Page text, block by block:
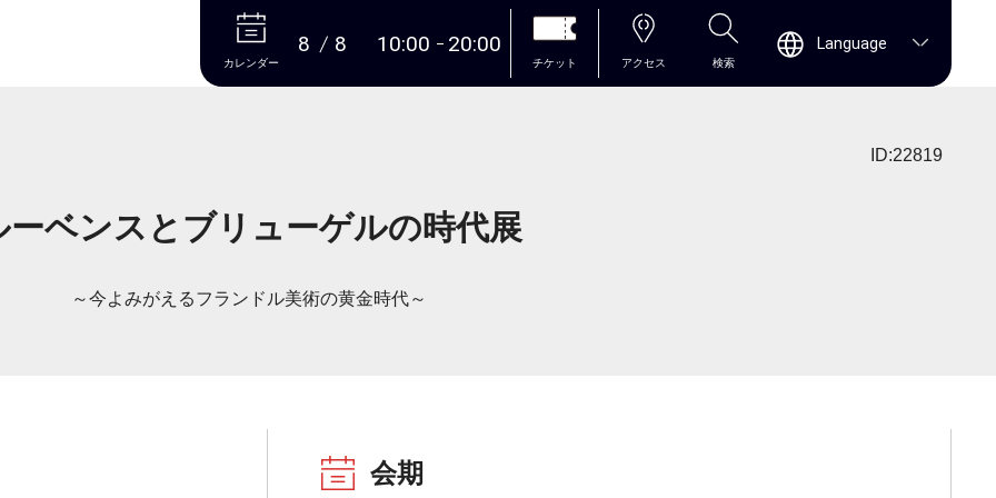
本文へ
カレンダー
8 8 10:00 20:00
チケット アクセス 検索
Language
ID:22819
ーベンスとブリューゲルの時代展
～今よみがえるフランドル美術の黄金時代～
会期